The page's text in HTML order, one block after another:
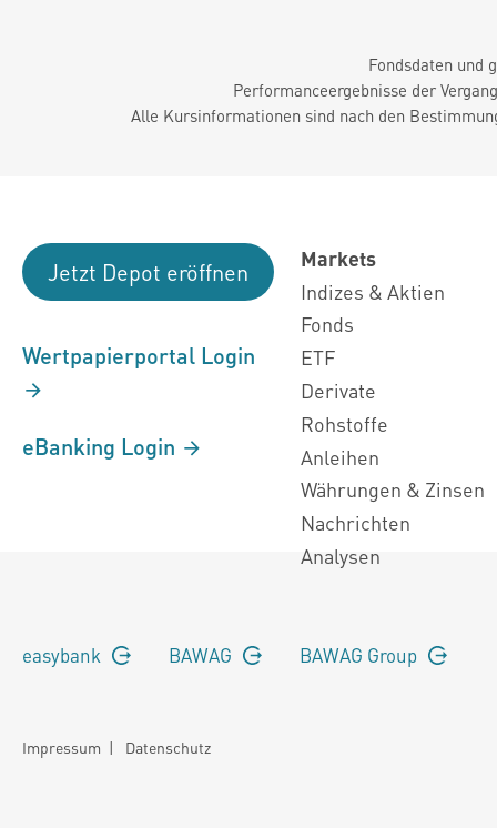
Fondsdaten und
Performanceergebnisse der
Alle Kursinformationen sind nach den
Jetzt Depot eröffnen
Wertpapierportal Login
eBanking Login
Markets
Indizes & Aktien
Fonds
ETF
Derivate
Rohstoffe
Anleihen
Währungen & Zinsen
Nachrichten
Analysen
easybank BAWAG BAWAG Group
Impressum | Datenschutz